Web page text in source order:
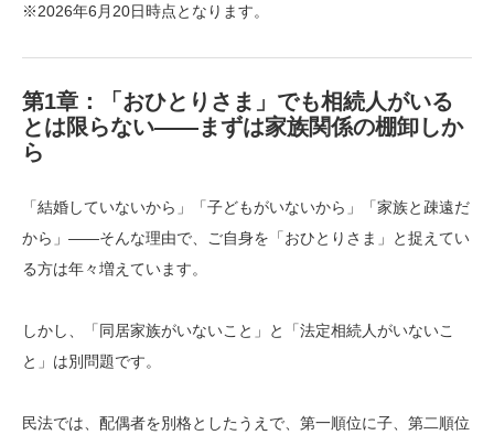
※2026年6月20日時点となります。
第1章：「おひとりさま」でも相続人がいる
とは限らない——まずは家族関係の棚卸しか
ら
「結婚していないから」「子どもがいないから」「家族と疎遠だ
から」——そんな理由で、ご自身を「おひとりさま」と捉えてい
る方は年々増えています。
しかし、「同居家族がいないこと」と「法定相続人がいないこ
と」は別問題です。
民法では、配偶者を別格としたうえで、第一順位に子、第二順位